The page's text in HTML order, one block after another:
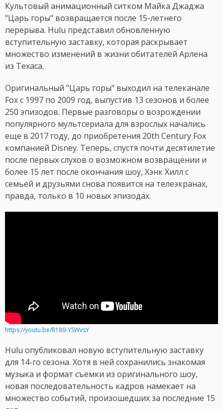
Культовый анимационный ситком Майка Джаджа
"Царь горы" возвращается после 15-летнего
перерыва. Hulu представил обновленную
вступительную заставку, которая раскрывает
множество изменений в жизни обитателей Арлена
из Техаса.
Оригинальный "Царь горы" выходил на телеканале
Fox с 1997 по 2009 год, выпустив 13 сезонов и более
250 эпизодов. Первые разговоры о возрождении
популярного мультсериала для взрослых начались
еще в 2017 году, до приобретения 20th Century Fox
компанией Disney. Теперь, спустя почти десятилетие
после первых слухов о возможном возвращении и
более 15 лет после окончания шоу, Хэнк Хилл с
семьей и друзьями снова появится на телеэкранах,
правда, только в 10 новых эпизодах.
https://youtu.be/R189-YSWvsY
Hulu опубликовал новую вступительную заставку
для 14-го сезона. Хотя в ней сохранились знакомая
музыка и формат съемки из оригинального шоу,
новая последовательность кадров намекает на
множество событий, произошедших за последние 15